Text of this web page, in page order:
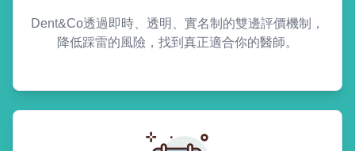
Dent&Co透過即時、透明、實名制的雙邊評價機制，
降低踩雷的風險，找到真正適合你的醫師。